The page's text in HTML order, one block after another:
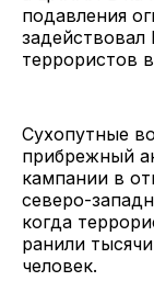
подавления
террористов
Сухопутные
прибрежный
кампании в
северо-
когда
ранили
человек.